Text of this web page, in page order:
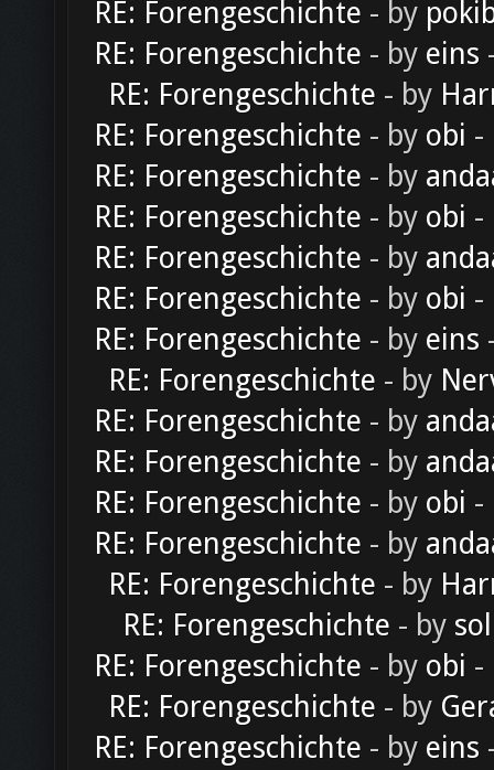
RE: Forengeschichte - by
RE: Forengeschichte - by eins
RE: Forengeschichte - by
RE: Forengeschichte - by obi -
RE: Forengeschichte - by
RE: Forengeschichte - by obi -
RE: Forengeschichte - by
RE: Forengeschichte - by obi -
RE: Forengeschichte - by eins
RE: Forengeschichte - by
RE: Forengeschichte - by
RE: Forengeschichte - by
RE: Forengeschichte - by obi -
RE: Forengeschichte - by
RE: Forengeschichte - by
RE: Forengeschichte - by
RE: Forengeschichte - by obi -
RE: Forengeschichte - by
RE: Forengeschichte - by eins